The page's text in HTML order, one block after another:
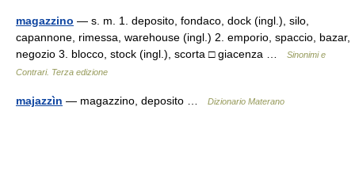
magazzino — s. m. 1. deposito, fondaco, dock (ingl.), silo,
capannone, rimessa, warehouse (ingl.) 2. emporio, spaccio, bazar,
negozio 3. blocco, stock (ingl.), scorta □ giacenza …
Sinonimi e
Contrari. Terza edizione
majazzìn — magazzino, deposito … Dizionario Materano